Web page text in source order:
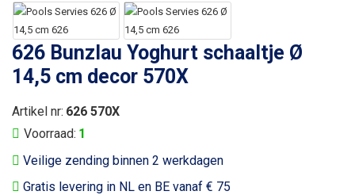
626 Bunzlau Yoghurt schaaltje Ø
14,5 cm decor 570X
Veilige zending binnen 2 werkdagen
Gratis levering in NL en BE vanaf € 75
Voorraad: 1
Artikel nr: 626 570X